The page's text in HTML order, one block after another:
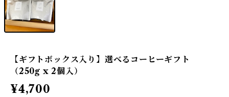
【ギフトボックス入り】選べるコーヒーギフト
（250g x 2個入）
¥4,700